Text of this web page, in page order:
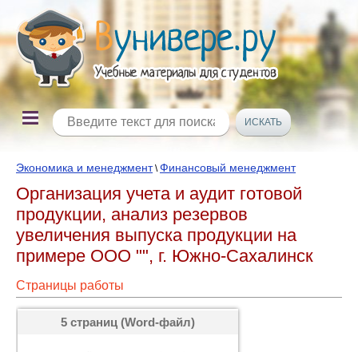
Экономика и менеджмент\Финансовый менеджмент
Организация учета и аудит готовой
продукции, анализ резервов
увеличения выпуска продукции на
примере ООО "", г. Южно-Сахалинск
Страницы работы
5 страниц (Word-файл)